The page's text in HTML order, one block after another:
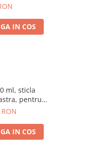
IN COS
ml, sticla
pentru
IN COS